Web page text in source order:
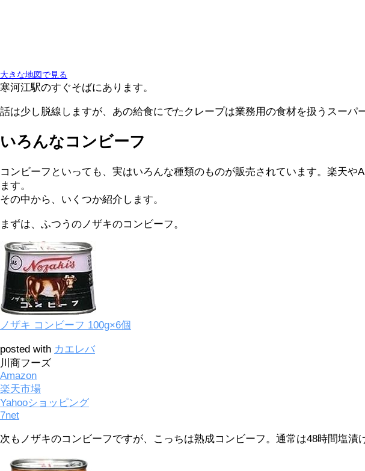
大きな地図で見る
寒河江駅のすぐそばにあります。
話は少し脱線しますが、あの給食にでたクレープは業務用の食材を扱うスーパ
いろんなコンビーフ
コンビーフといっても、実はいろんな種類のものが販売されています。楽天
ます。
その中から、いくつか紹介します。
まずは、ふつうのノザキのコンビーフ。
ノザキ コンビーフ 100g×6個
posted with カエレバ
川商フーズ
Amazon
楽天市場
Yahooショッピング
7net
次もノザキのコンビーフですが、こっちは熟成コンビーフ。通常は48時間塩